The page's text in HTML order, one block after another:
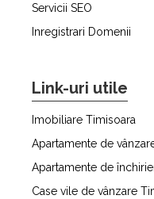
Servicii SEO
Inregistrari Domenii
Link-uri utile
Imobiliare Timisoara
Apartamente de
Apartamente de
Case vile de vânzare